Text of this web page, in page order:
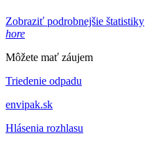
Zobraziť podrobnejšie štatistiky
hore
Môžete mať záujem
Triedenie odpadu
envipak.sk
Hlásenia rozhlasu